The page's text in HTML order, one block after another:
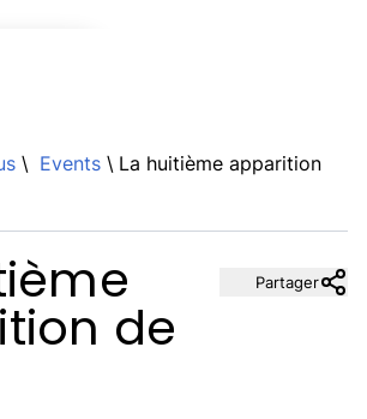
\ Events \ La huitième apparition
de
Partager